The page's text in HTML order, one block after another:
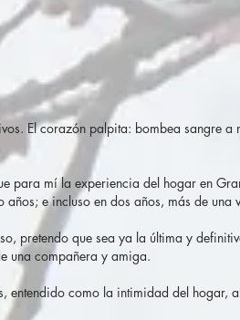
El corazón palpita: bombea sangre a
para mí la experiencia del hogar en
e incluso en dos años, más de una
pretendo que sea ya la última y
una compañera y amiga.
entendido como la intimidad del hogar,